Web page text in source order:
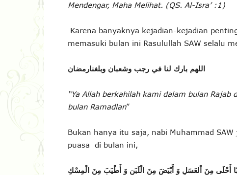
Mendengar, Maha Melihat. (QS. Al-Isra’ :1)
Karena banyaknya kejadian-kejadian
memasuki bulan ini Rasulullah SAW selalu
اللهم بارك لنا في رجب وشعبان وبلغنارمضان
“Ya Allah berkahilah kami dalam bulan Rajab
bulan Ramadlan”
Bukan hanya itu saja, nabi Muhammad
puasa di bulan ini,
أَحْلَى مِنَ اْلعَسَلِ وَ أَبْيَضَ مِنَ الْلَبَنِ وَ أَطْيَبَ مِنَ الْمِسْكِ